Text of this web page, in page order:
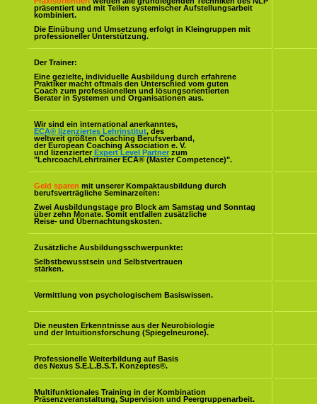
präsentiert und mit Teilen systemischer Aufstellungsarbeit
kombiniert.
Die Einübung und Umsetzung erfolgt in Kleingruppen mit
professioneller Unterstützung.
Der Trainer:
Eine gezielte, individuelle Ausbildung durch erfahrene
Praktiker macht oftmals den Unterschied vom guten
Coach zum professionellen und lösungsorientierten
Berater in Systemen und Organisationen aus.
Wir sind ein international anerkanntes,
ECA® lizenziertes Lehrinstitut, des
weltweit größten Coaching Berufsverband,
der European Coaching Association e. V.
und lizenzierter Expert Level Partner zum
"Lehrcoach/Lehrtrainer ECA® (Master Competence)".
Geld sparen mit unserer Kompaktausbildung durch
berufsverträgliche Seminarzeiten:
Zwei Ausbildungstage pro Block am Samstag und Sonntag
über zehn Monate. Somit entfallen zusätzliche
Reise- und Übernachtungskosten.
Zusätzliche Ausbildungsschwerpunkte:
Selbstbewusstsein und Selbstvertrauen
stärken.
Vermittlung von psychologischem Basiswissen.
Die neusten Erkenntnisse aus der Neurobiologie
und der Intuitionsforschung (Spiegelneurone).
Professionelle Weiterbildung auf Basis
des Nexus S.E.L.B.S.T. Konzeptes®.
Multifunktionales Training in der Kombination
Präsenzveranstaltung, Supervision und Peergruppenarbeit.